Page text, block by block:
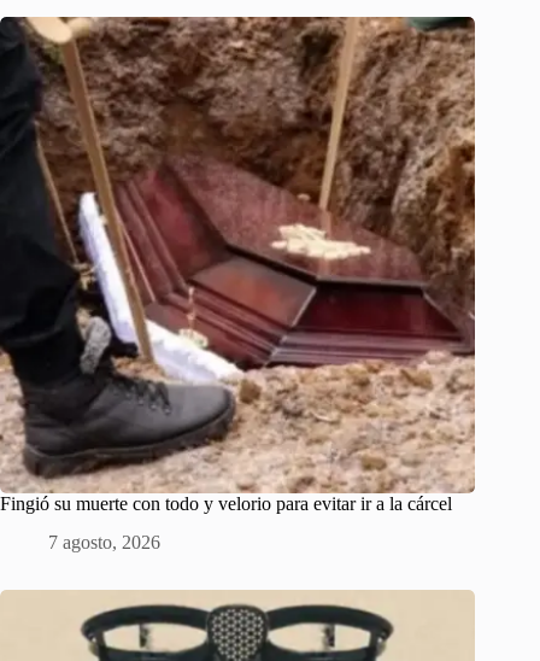
Fingió su muerte con todo y velorio para evitar ir a la cárcel
7 agosto, 2026